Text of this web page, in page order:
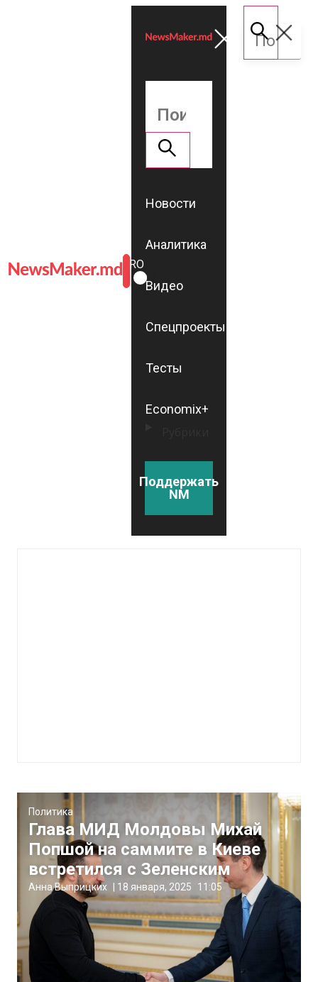
ROMÂNĂ
RU
Новости
Аналитика
Видео
Спецпроекты
Тесты
Economix+
Поддержать
NM
Политика
Глава МИД Молдовы Михай
Попшой на саммите в Киеве
встретился с Зеленским
Анна Выприцких 18 января, 2025 11:05